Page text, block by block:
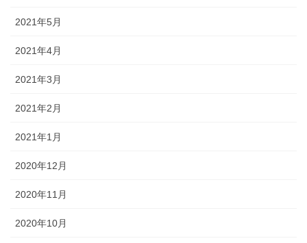
2021年5月
2021年4月
2021年3月
2021年2月
2021年1月
2020年12月
2020年11月
2020年10月